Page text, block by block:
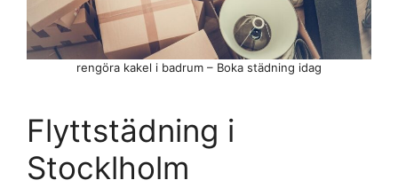
Flyttstädning i
Stocklholm
rengöra kakel i badrum – Boka städning idag